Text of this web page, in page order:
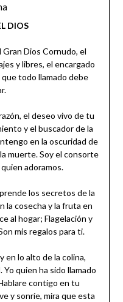
DIOS
Gran Dios Cornudo, el
y libres, el encargado
todo llamado debe
el deseo vivo de tu
y el buscador de la
en la oscuridad de
muerte. Soy el consorte
adoramos.
los secretos de la
la cosecha y la fruta en
al hogar; Flagelación y
mis regalos para ti.
en lo alto de la colina,
quien ha sido llamado
contigo en tu
y sonríe, mira que esta